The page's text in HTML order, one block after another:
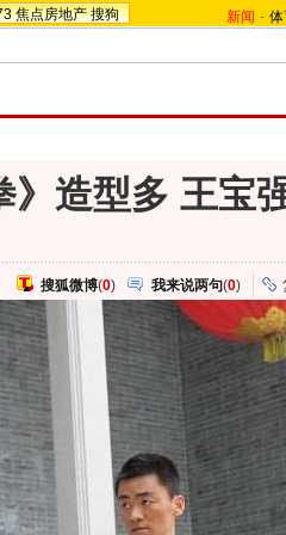
焦点房地产 搜狗 新闻 -
》造型多 王宝
搜狐微博(0) 我来说两句(0)